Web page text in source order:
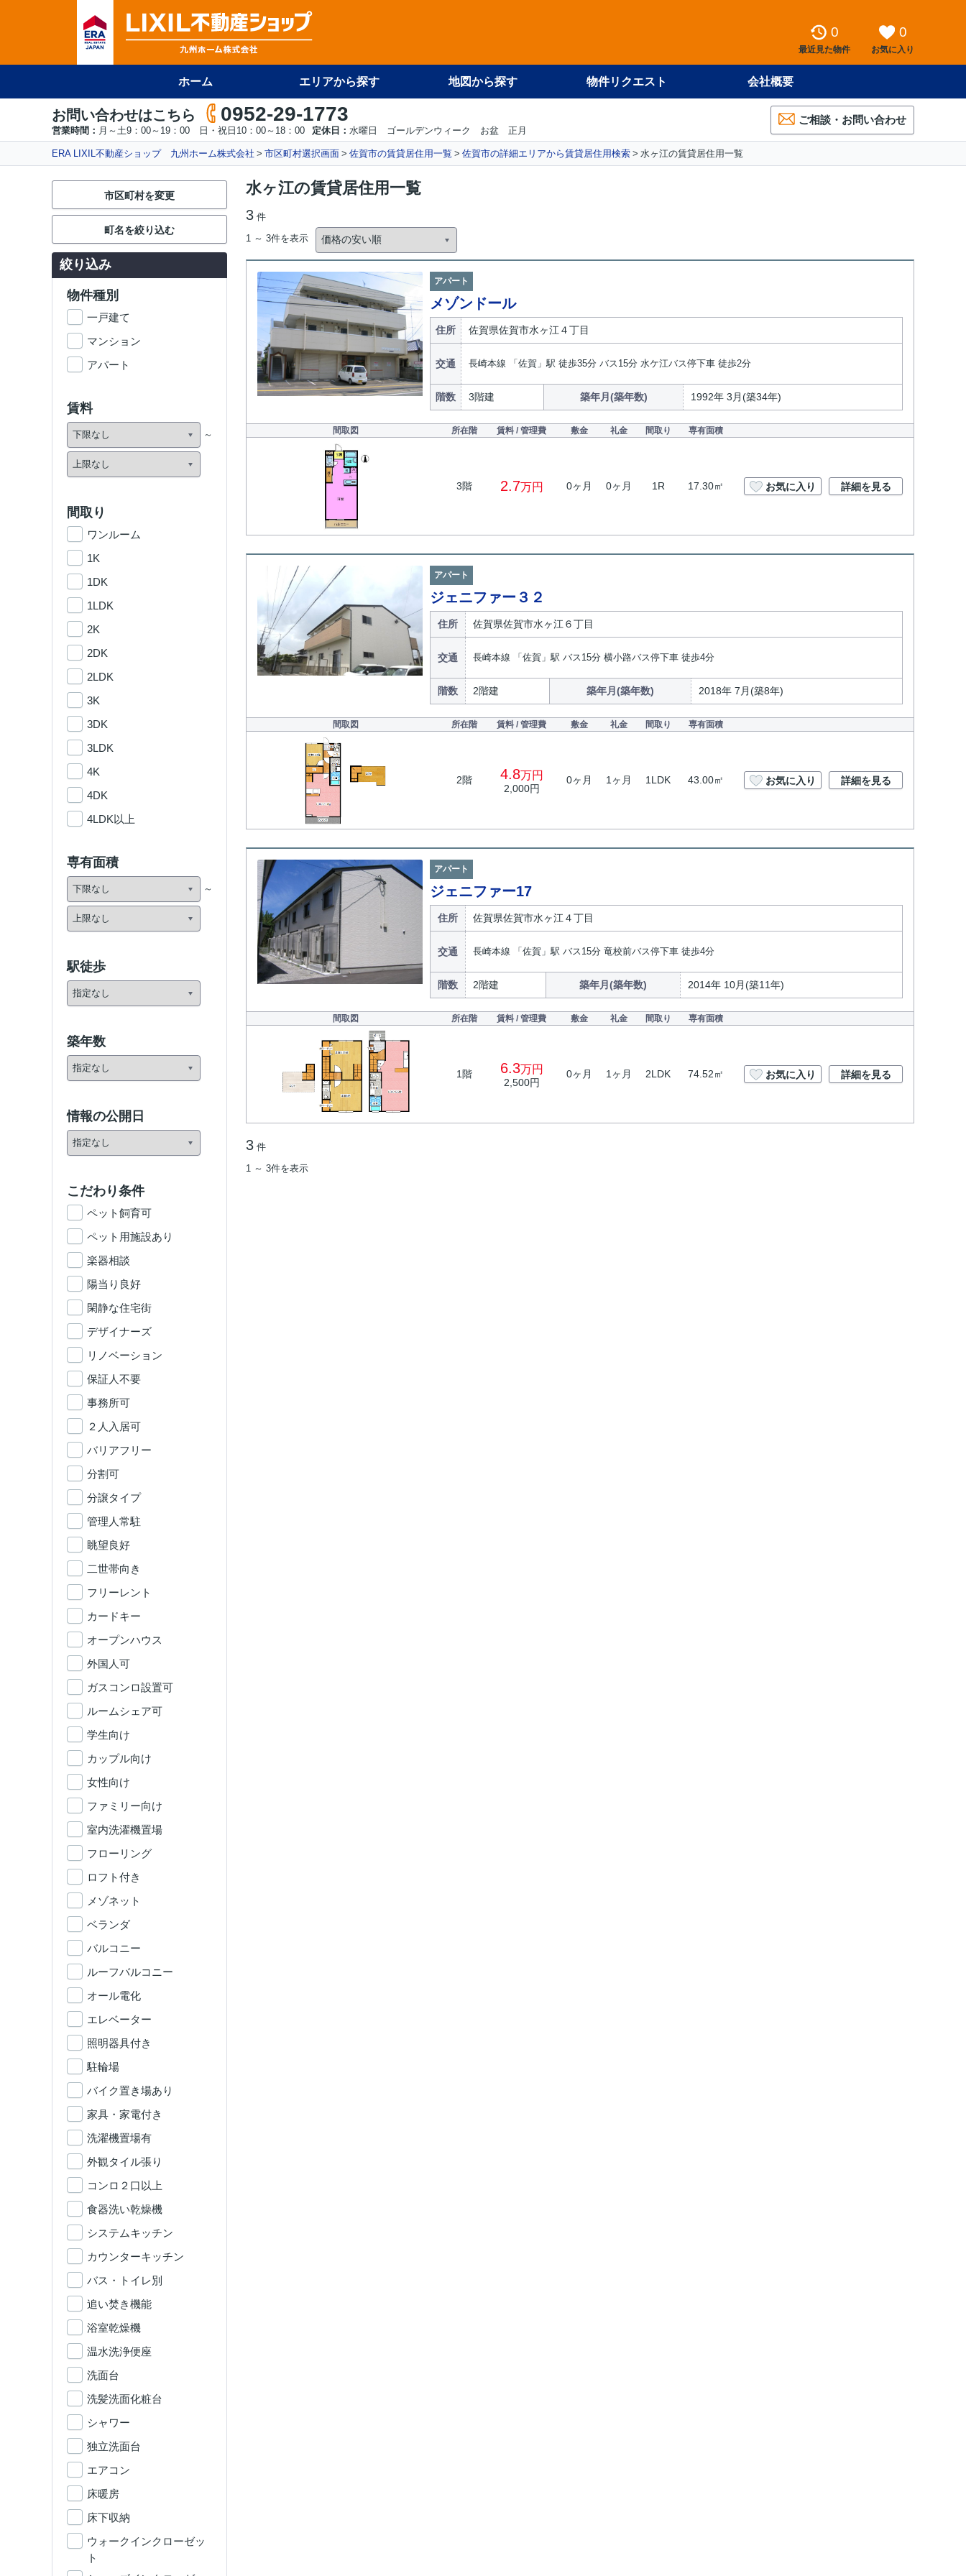
0
最近見た物件
0
お気に入り
ホーム エリアから探す 地図から探す 物件リクエスト 会社概要
お問い合わせはこちら 0952-29-1773
営業時間： 月～土9：00～19：00 日・祝日10：00～18：00 定休日： 水曜日 ゴールデンウィーク お盆 正月
ご相談・お問い合わせ
ERA LIXIL不動産ショップ 九州ホーム株式会社 市区町村選択画面 佐賀市の賃貸居住用一覧 佐賀市の詳細エリアから賃貸居住用検索 水ヶ江の賃貸居住用一覧
水ヶ江の賃貸居住用一覧
3 件
1 ～ 3件を表示
アパート
メゾンドール
住所 佐賀県佐賀市水ヶ江４丁目
交通 長崎本線 「佐賀」駅 徒歩35分 バス15分 水ケ江バス停下車 徒歩2分
階数 3階建 築年月(築年数) 1992年 3月(築34年)
間取図 所在階 賃料 / 管理費 敷金 礼金 間取り 専有面積
3階 2.7万円 0ヶ月 0ヶ月 1R 17.30㎡ お気に入り 詳細を見る
アパート
ジェニファー３２
住所 佐賀県佐賀市水ヶ江６丁目
交通 長崎本線 「佐賀」駅 バス15分 横小路バス停下車 徒歩4分
階数 2階建 築年月(築年数) 2018年 7月(築8年)
間取図 所在階 賃料 / 管理費 敷金 礼金 間取り 専有面積
2階 4.8万円
2,000円
0ヶ月 1ヶ月 1LDK 43.00㎡ お気に入り 詳細を見る
アパート
ジェニファー17
住所 佐賀県佐賀市水ヶ江４丁目
交通 長崎本線 「佐賀」駅 バス15分 竜校前バス停下車 徒歩4分
階数 2階建 築年月(築年数) 2014年 10月(築11年)
間取図 所在階 賃料 / 管理費 敷金 礼金 間取り 専有面積
1階 6.3万円
2,500円
0ヶ月 1ヶ月 2LDK 74.52㎡ お気に入り 詳細を見る
3 件
1 ～ 3件を表示
市区町村を変更
町名を絞り込む
絞り込み
物件種別
一戸建て
マンション
アパート
賃料
間取り
ワンルーム
1K
1DK
1LDK
2K
2DK
2LDK
3K
3DK
3LDK
4K
4DK
4LDK以上
専有面積
駅徒歩
築年数
情報の公開日
こだわり条件
ペット飼育可
ペット用施設あり
楽器相談
陽当り良好
閑静な住宅街
デザイナーズ
リノベーション
保証人不要
事務所可
２人入居可
バリアフリー
分割可
分譲タイプ
管理人常駐
眺望良好
二世帯向き
フリーレント
カードキー
オープンハウス
外国人可
ガスコンロ設置可
ルームシェア可
学生向け
カップル向け
女性向け
ファミリー向け
室内洗濯機置場
フローリング
ロフト付き
メゾネット
ベランダ
バルコニー
ルーフバルコニー
オール電化
エレベーター
照明器具付き
駐輪場
バイク置き場あり
家具・家電付き
洗濯機置場有
外観タイル張り
コンロ２口以上
食器洗い乾燥機
システムキッチン
カウンターキッチン
バス・トイレ別
追い焚き機能
浴室乾燥機
温水洗浄便座
洗面台
洗髪洗面化粧台
シャワー
独立洗面台
エアコン
床暖房
床下収納
ウォークインクローゼッ
ト